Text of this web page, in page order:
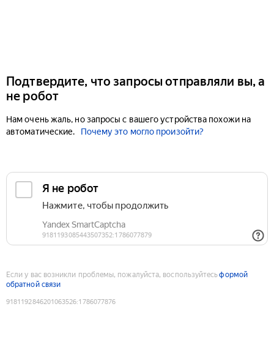
Подтвердите, что запросы отправляли вы, а
не робот
Нам очень жаль, но запросы с вашего устройства похожи на
автоматические.
Почему это могло произойти?
Если у вас возникли проблемы, пожалуйста, воспользуйтесьформой
обратной связи
9181192846201063526:1786077876